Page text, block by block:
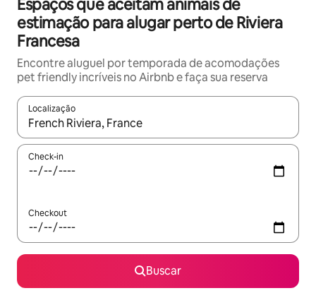
Espaços que aceitam animais de
estimação para alugar perto de Riviera
Francesa
Encontre aluguel por temporada de acomodações
pet friendly incríveis no Airbnb e faça sua reserva
Localização
Quando os resultados estiverem disponíveis, explore-os
Check-in
Checkout
Buscar